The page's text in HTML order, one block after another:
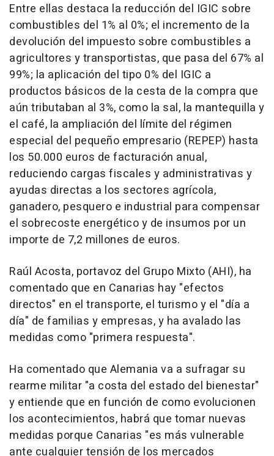
Entre ellas destaca la reducción del IGIC sobre
combustibles del 1% al 0%; el incremento de la
devolución del impuesto sobre combustibles a
agricultores y transportistas, que pasa del 67% al
99%; la aplicación del tipo 0% del IGIC a
productos básicos de la cesta de la compra que
aún tributaban al 3%, como la sal, la mantequilla y
el café, la ampliación del límite del régimen
especial del pequeño empresario (REPEP) hasta
los 50.000 euros de facturación anual,
reduciendo cargas fiscales y administrativas y
ayudas directas a los sectores agrícola,
ganadero, pesquero e industrial para compensar
el sobrecoste energético y de insumos por un
importe de 7,2 millones de euros.
Raúl Acosta, portavoz del Grupo Mixto (AHI), ha
comentado que en Canarias hay "efectos
directos" en el transporte, el turismo y el "día a
día" de familias y empresas, y ha avalado las
medidas como "primera respuesta".
Ha comentado que Alemania va a sufragar su
rearme militar "a costa del estado del bienestar"
y entiende que en función de como evolucionen
los acontecimientos, habrá que tomar nuevas
medidas porque Canarias "es más vulnerable
ante cualquier tensión de los mercados